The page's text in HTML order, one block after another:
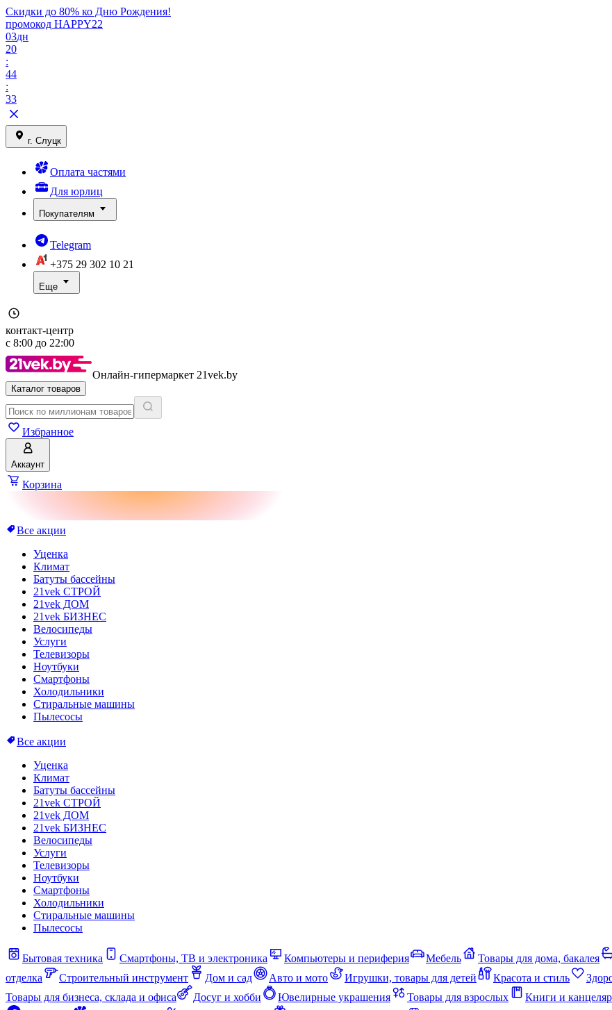
Скидки до 80% ко Дню Рождения!
промокод HAPPY22
03дн
20
:
44
:
33
г. Слуцк
Оплата частями
Для юрлиц
Покупателям
Telegram
+375 29 302 10 21
Еще
контакт-центр
с 8:00 до 22:00
Онлайн-гипермаркет 21vek.by
Каталог товаров
Избранное
Аккаунт
Корзина
Все акции
Уценка
Климат
Батуты бассейны
21vek СТРОЙ
21vek ДОМ
21vek БИЗНЕС
Велосипеды
Услуги
Телевизоры
Ноутбуки
Смартфоны
Холодильники
Стиральные машины
Пылесосы
Все акции
Уценка
Климат
Батуты бассейны
21vek СТРОЙ
21vek ДОМ
21vek БИЗНЕС
Велосипеды
Услуги
Телевизоры
Ноутбуки
Смартфоны
Холодильники
Стиральные машины
Пылесосы
Бытовая техника Смартфоны, ТВ и электроника Компьютеры и периферия Мебель Товары для дома, бакалея
отделка
Строительный инструмент Дом и сад Авто и мото Игрушки, товары для детей Красота и стиль
Товары для бизнеса, склада и офиса
Досуг и хобби Ювелирные украшения Товары для взрослых Книги и